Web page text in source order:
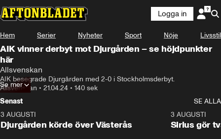
Logga in
Hem Serier Nyheter Sport Nöje Livsstil
AIK vinner derbyt mot Djurgården – se höjdpunkter
här
Allsvenskan
AIK besegrade Djurgården med 2-0 i Stockholmsderbyt.
Allsvenskan • 21.04.24 • 140 sek
Se mer
Senast
SE ALLA
3 AUGUSTI
Djurgården körde över Västerås
3 AUGUSTI
Sirius gör